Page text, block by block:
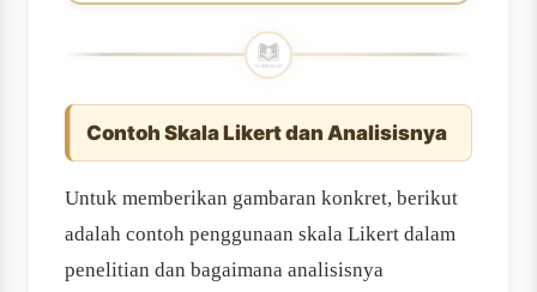
Contoh Skala Likert dan Analisisnya
Untuk memberikan gambaran konkret, berikut
adalah contoh penggunaan skala Likert dalam
penelitian dan bagaimana analisisnya